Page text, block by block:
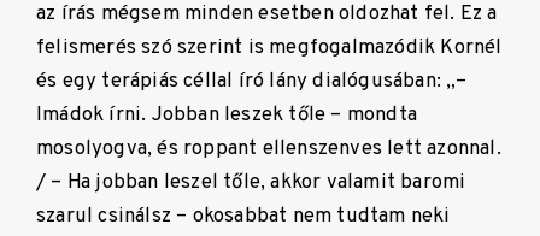
az írás mégsem minden esetben oldozhat fel. Ez a
felismerés szó szerint is megfogalmazódik Kornél
és egy terápiás céllal író lány dialógusában: „–
Imádok írni. Jobban leszek tőle – mondta
mosolyogva, és roppant ellenszenves lett azonnal.
/ – Ha jobban leszel tőle, akkor valamit baromi
szarul csinálsz – okosabbat nem tudtam neki